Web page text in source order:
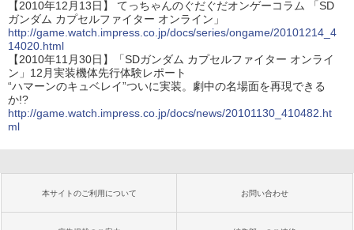
【2010年12月13日】 てっちゃんのぐだぐだオンゲーコラム 「SD
ガンダム カプセルファイター オンライン」
http://game.watch.impress.co.jp/docs/series/ongame/20101214_4
14020.html
【2010年11月30日】「SDガンダム カプセルファイター オンライ
ン」12月実装機体先行体験レポート
“ハマーンのキュベレイ”ついに実装。劇中の名場面を再現できる
か!?
http://game.watch.impress.co.jp/docs/news/20101130_410482.ht
ml
本サイトのご利用について お問い合わせ